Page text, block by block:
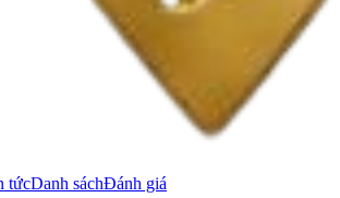
tứcDanh sáchĐánh giá